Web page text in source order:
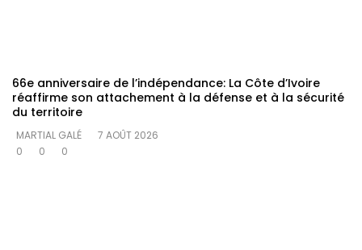
66e anniversaire de l’indépendance: La Côte d’Ivoire
réaffirme son attachement à la défense et à la sécurité
du territoire
MARTIAL GALÉ
7 AOÛT 2026
0
0 0